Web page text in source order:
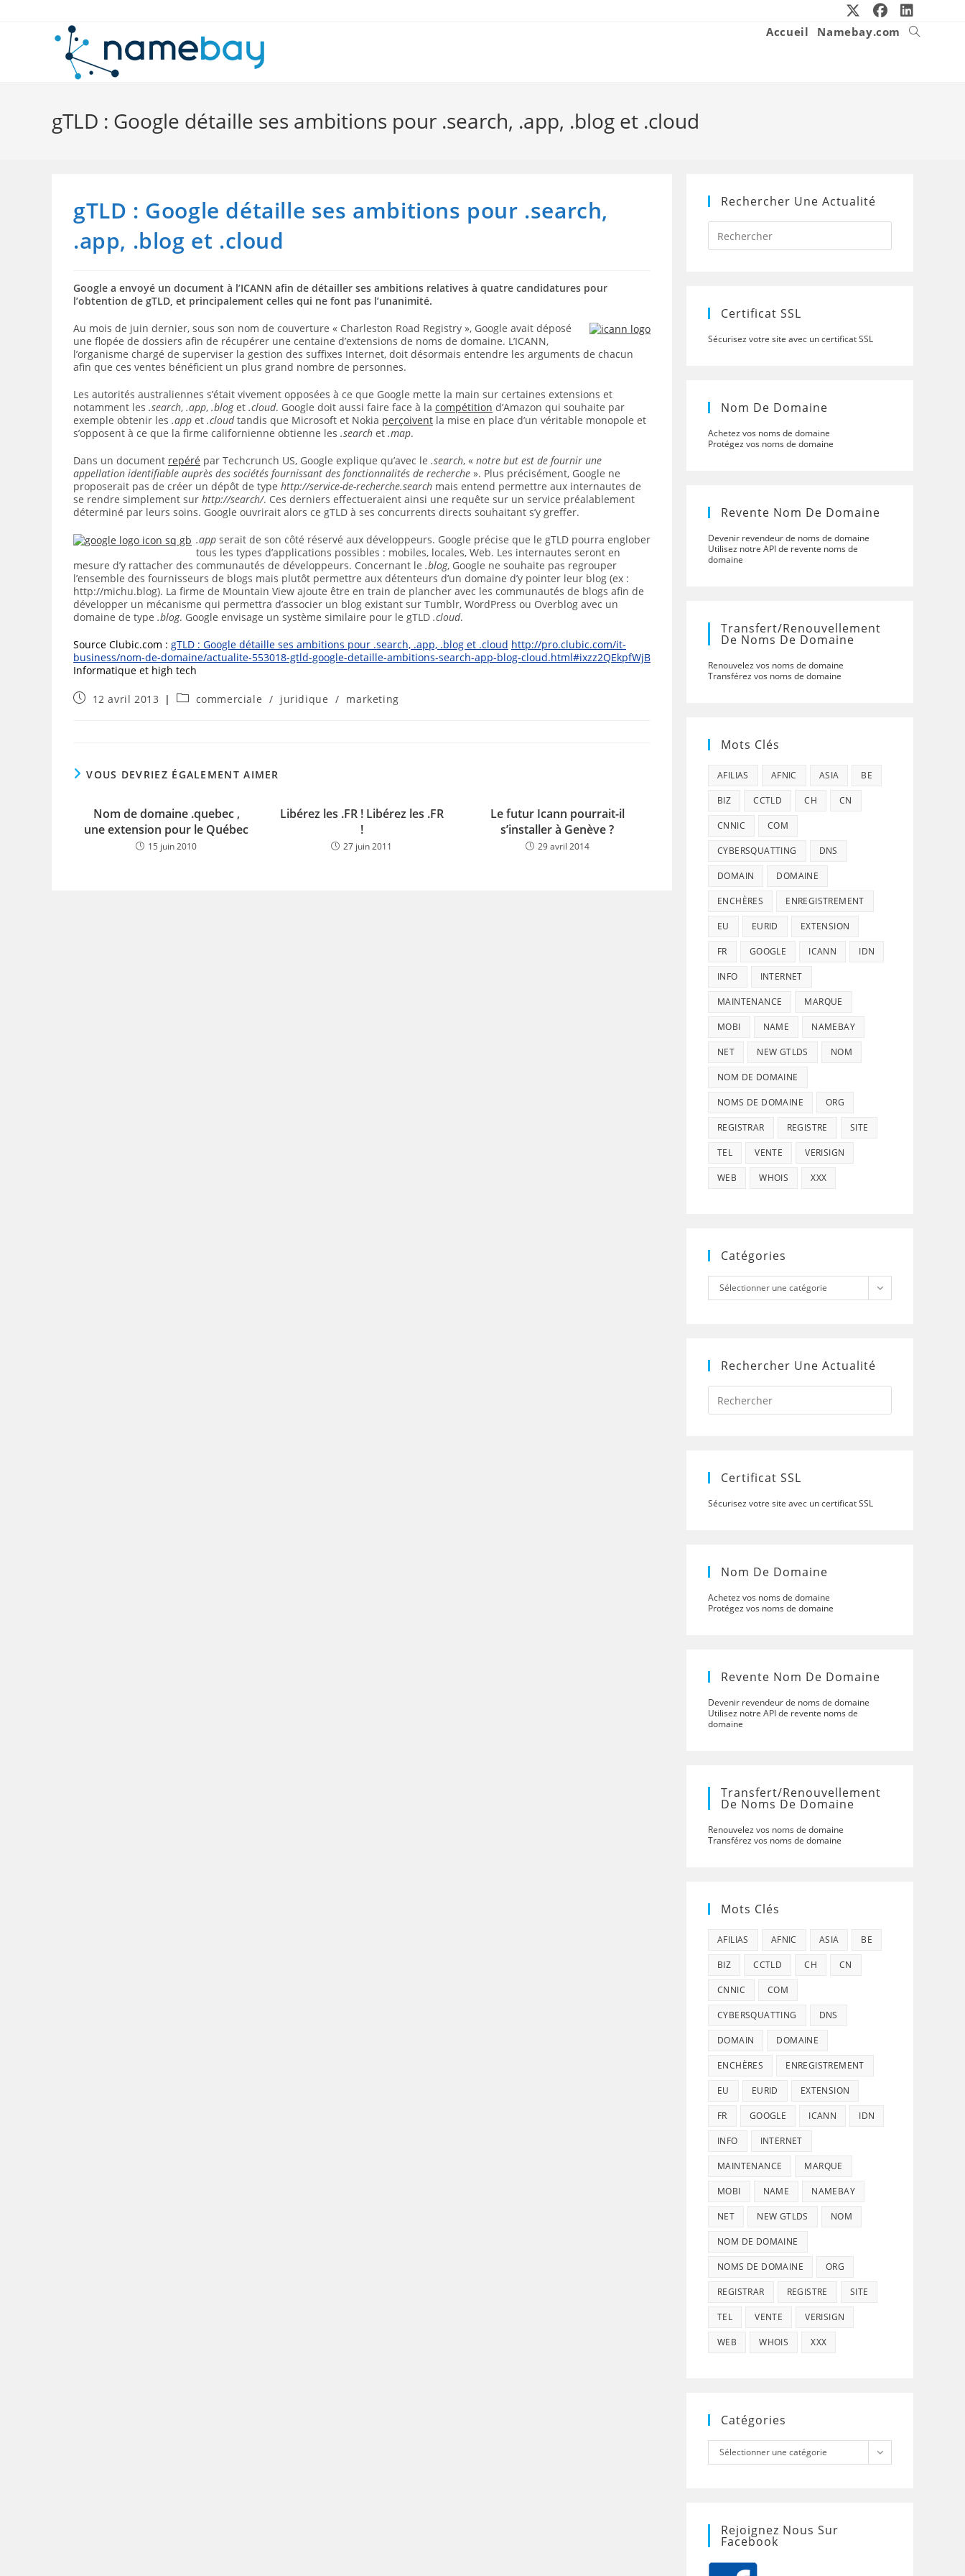
Accueil Namebay.com
Toggle
gTLD : Google détaille ses ambitions pour .search, .app, .blog et .cloud
gTLD : Google détaille ses ambitions pour .search,
.app, .blog et .cloud
Google a envoyé un document à l’ICANN afin de détailler ses ambitions relatives à quatre candidatures pour
l’obtention de gTLD, et principalement celles qui ne font pas l’unanimité.
Au mois de juin dernier, sous son nom de couverture « Charleston Road Registry », Google avait déposé
une flopée de dossiers afin de récupérer une centaine d’extensions de noms de domaine. L’ICANN,
l’organisme chargé de superviser la gestion des suffixes Internet, doit désormais entendre les arguments de chacun
afin que ces ventes bénéficient un plus grand nombre de personnes.
Les autorités australiennes s’était vivement opposées à ce que Google mette la main sur certaines extensions et
notamment les .search, .app, .bloget .cloud. Google doit aussi faire face à la compétition d’Amazon qui souhaite par
exemple obtenir les .app et .cloudtandis que Microsoft et Nokia perçoivent la mise en place d’un véritable monopole et
s’opposent à ce que la firme californienne obtienne les .search et .map.
Dans un document repéré par Techcrunch US, Google explique qu’avec le .search, « notre but est de fournir une
appellation identifiable auprès des sociétés fournissant des fonctionnalités de recherche ». Plus précisément, Google ne
proposerait pas de créer un dépôt de type http://service-de-recherche.search mais entend permettre aux internautes de
se rendre simplement sur http://search/. Ces derniers effectueraient ainsi une requête sur un service préalablement
déterminé par leurs soins. Google ouvrirait alors ce gTLD à ses concurrents directs souhaitant s’y greffer.
.app serait de son côté réservé aux développeurs. Google précise que le gTLD pourra englober
tous les types d’applications possibles : mobiles, locales, Web. Les internautes seront en
mesure d’y rattacher des communautés de développeurs. Concernant le .blog, Google ne souhaite pas regrouper
l’ensemble des fournisseurs de blogs mais plutôt permettre aux détenteurs d’un domaine d’y pointer leur blog (ex :
http://michu.blog). La firme de Mountain View ajoute être en train de plancher avec les communautés de blogs afin de
développer un mécanisme qui permettra d’associer un blog existant sur Tumblr, WordPress ou Overblog avec un
domaine de type .blog. Google envisage un système similaire pour le gTLD .cloud.
Source Clubic.com : gTLD : Google détaille ses ambitions pour .search, .app, .blog et .cloud http://pro.clubic.com/it-
business/nom-de-domaine/actualite-553018-gtld-google-detaille-ambitions-search-app-blog-cloud.html#ixzz2QEkpfWjB
Informatique et high tech
Publication
12 avril 2013
Postcommerciale / juridique / marketing
VOUS DEVRIEZ ÉGALEMENT AIMER
Nom de domaine .quebec ,
une extension pour le Québec
15 juin 2010
Libérez les .FR ! Libérez les .FR
!
27 juin 2011
Le futur Icann pourrait-il
s’installer à Genève ?
29 avril 2014
Rechercher Une Actualité
Press
to
Certificat SSL
Sécurisez votre site avec un certificat SSL
Nom De Domaine
Achetez vos noms de domaine
Protégez vos noms de domaine
Revente Nom De Domaine
Devenir revendeur de noms de domaine
Utilisez notre API de revente noms de
domaine
Transfert/renouvellement
De Noms De Domaine
Renouvelez vos noms de domaine
Transférez vos noms de domaine
Mots Clés
AFILIAS AFNIC ASIA BE
BIZ CCTLD CH CN
CNNIC COM
CYBERSQUATTING DNS
DOMAIN DOMAINE
ENCHÈRES ENREGISTREMENT
EU EURID EXTENSION
FR GOOGLE ICANN IDN
INFO INTERNET
MAINTENANCE MARQUE
MOBI NAME NAMEBAY
NET NEW GTLDS NOM
NOM DE DOMAINE
NOMS DE DOMAINE ORG
REGISTRAR REGISTRE SITE
TEL VENTE VERISIGN
WEB WHOIS XXX
Catégories
Catégories
Sélectionner une catégorie
Rechercher Une Actualité
Press
to
Certificat SSL
Sécurisez votre site avec un certificat SSL
Nom De Domaine
Achetez vos noms de domaine
Protégez vos noms de domaine
Revente Nom De Domaine
Devenir revendeur de noms de domaine
Utilisez notre API de revente noms de
domaine
Transfert/renouvellement
De Noms De Domaine
Renouvelez vos noms de domaine
Transférez vos noms de domaine
Mots Clés
AFILIAS AFNIC ASIA BE
BIZ CCTLD CH CN
CNNIC COM
CYBERSQUATTING DNS
DOMAIN DOMAINE
ENCHÈRES ENREGISTREMENT
EU EURID EXTENSION
FR GOOGLE ICANN IDN
INFO INTERNET
MAINTENANCE MARQUE
MOBI NAME NAMEBAY
NET NEW GTLDS NOM
NOM DE DOMAINE
NOMS DE DOMAINE ORG
REGISTRAR REGISTRE SITE
TEL VENTE VERISIGN
WEB WHOIS XXX
Catégories
Catégories
Sélectionner une catégorie
Rejoignez Nous Sur
Facebook